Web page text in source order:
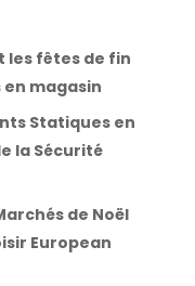
les fêtes de fin
en magasin
Statiques en
la Sécurité
de Noël
European